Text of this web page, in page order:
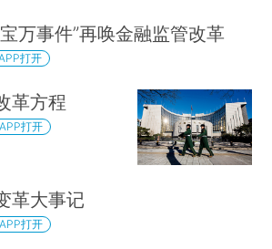
宝万事件”再唤金融监管改革
打开
革方程
APP打开
革大事记
APP打开